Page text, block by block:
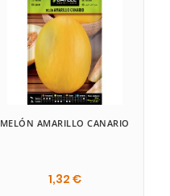
MELÓN AMARILLO CANARIO
1,32 €